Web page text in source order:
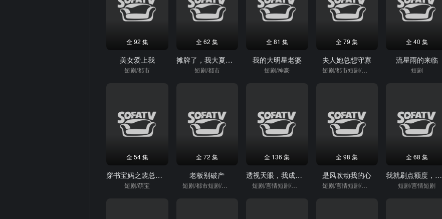
全 92 集
美女爱上我
短剧/都市
全 62 集
摊牌了，我大夏豢龙人
短剧/都市
全 81 集
我的大明星老婆
短剧/神豪
全 79 集
夫人她总想守寡
短剧/都市短剧/重生
全 40 集
流星雨的来临
短剧
全 54 集
穿书宝妈之裴总萌娃两手抓
短剧/萌宝
全 72 集
老板别破产
短剧/都市短剧/重生
全 136 集
透视天眼，我成了商业大亨
短剧/言情短剧/逆袭
全 98 集
是风吹动我的心
短剧/言情短剧/逆袭
全 68 集
我就刷点额度，别都爱上我啊
短剧/言情短剧